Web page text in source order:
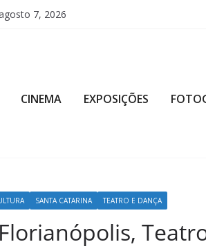
7, 2026
CINEMA EXPOSIÇÕES
SANTA CATARINA TEATRO E DANÇA